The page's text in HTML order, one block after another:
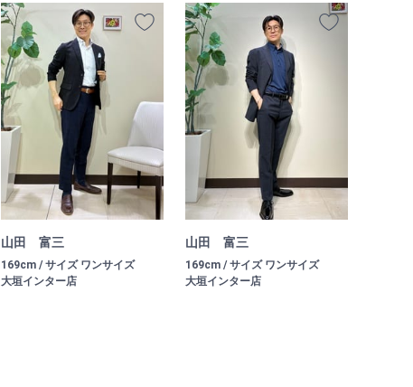
山田 富三
169cm / サイズ ワンサイズ
大垣インター店
山田 富三
169cm / サイズ ワンサイズ
大垣インター店